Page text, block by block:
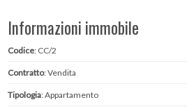
Informazioni immobile
Codice: CC/2
Contratto: Vendita
Tipologia: Appartamento